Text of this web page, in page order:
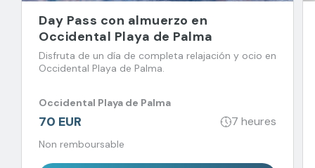
Day Pass con almuerzo en
Occidental Playa de Palma
Disfruta de un día de completa relajación y ocio en
Occidental Playa de Palma.
Occidental Playa de Palma
70 EUR 7 heures
Non remboursable